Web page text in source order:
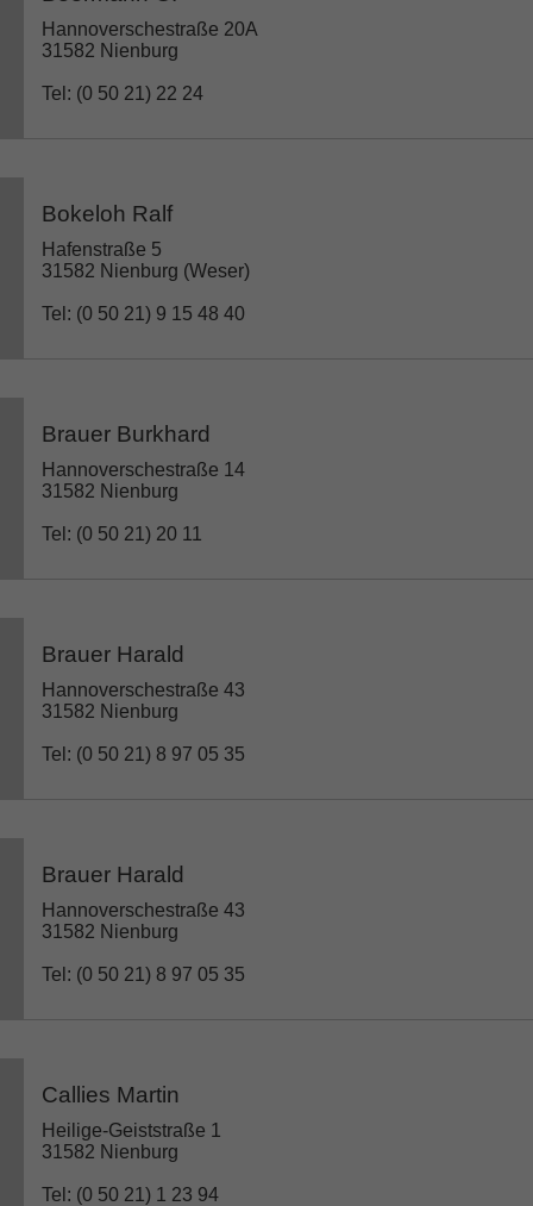
Hannoverschestraße 20A
31582 Nienburg
Tel: (0 50 21) 22 24
Bokeloh Ralf
Hafenstraße 5
31582 Nienburg (Weser)
Tel: (0 50 21) 9 15 48 40
Brauer Burkhard
Hannoverschestraße 14
31582 Nienburg
Tel: (0 50 21) 20 11
Brauer Harald
Hannoverschestraße 43
31582 Nienburg
Tel: (0 50 21) 8 97 05 35
Brauer Harald
Hannoverschestraße 43
31582 Nienburg
Tel: (0 50 21) 8 97 05 35
Callies Martin
Heilige-Geiststraße 1
31582 Nienburg
Tel: (0 50 21) 1 23 94